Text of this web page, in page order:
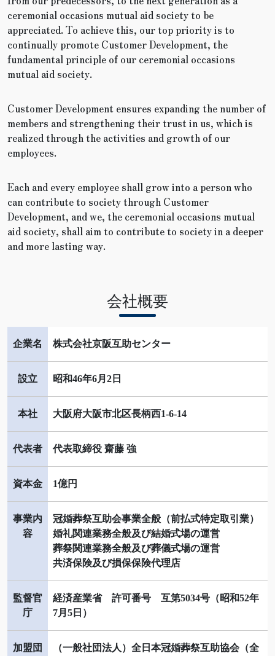
ceremonial occasions mutual aid society to be
appreciated. To achieve this, our top priority is to
continually promote Customer Development, the
fundamental principle of our ceremonial occasions
mutual aid society.
Customer Development ensures expanding the number of
members and strengthening their trust in us, which is
realized through the activities and growth of our
employees.
Each and every employee shall grow into a person who
can contribute to society through Customer
Development, and we, the ceremonial occasions mutual
aid society, shall aim to contribute to society in a deeper
and more lasting way.
会社概要
企業名 株式会社京阪互助センター
設立 昭和46年6月2日
本社 大阪府大阪市北区長柄西1-6-14
代表者 代表取締役 齋藤 強
資本金 1億円
事業内
容
冠婚葬祭互助会事業全般（前払式特定取引業）
婚礼関連業務全般及び結婚式場の運営
葬祭関連業務全般及び葬儀式場の運営
共済保険及び損保保険代理店
監督官
庁
経済産業省 許可番号 互第5034号（昭和52年
7月5日）
加盟団
（一般社団法人）全日本冠婚葬祭互助協会（全